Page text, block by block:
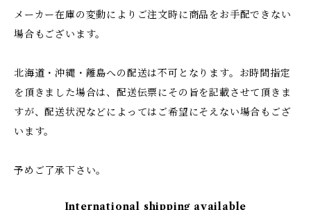
メーカー在庫の変動によりご注文時に商品をお手配できない
場合もございます。
北海道・沖縄・離島への配送は不可となります。お時間指定
を頂きました場合は、配送伝票にその旨を記載させて頂きま
すが、配送状況などによってはご希望にそえない場合もござ
います。
予めご了承下さい。
International shipping available